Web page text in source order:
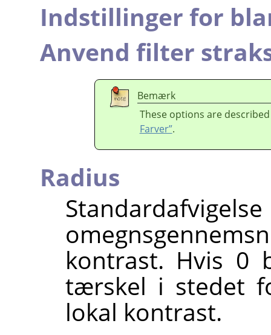
Indstillinger for
Anvend filter
Bemærk
These options are
Farver”.
Radius
kontrast. Hvis 0
tærskel i stedet
lokal kontrast.